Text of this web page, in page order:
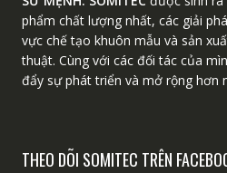
phẩm chất lượng nhất, các giải
vực chế tạo khuôn mẫu và sản
thuật. Cùng với các đối tác của
đẩy sự phát triển và mở rộng hơn
THEO DÕI SOMITEC TRÊN